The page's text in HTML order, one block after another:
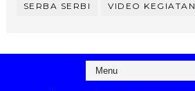
SERBA SERBI VIDEO KEGIATAN